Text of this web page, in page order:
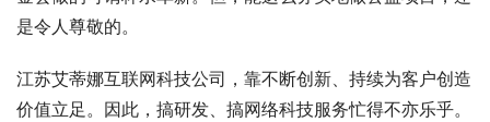
是令人尊敬的。
江苏艾蒂娜互联网科技公司，靠不断创新、持续为客户创造
价值立足。因此，搞研发、搞网络科技服务忙得不亦乐乎。